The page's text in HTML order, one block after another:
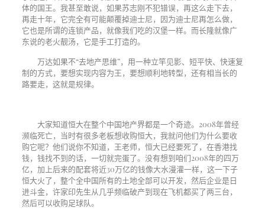
体的国王。我甚至敢说，如果苏志刚不犯错误，再这么走下去，
再走十年，它完全有可能颠覆掉迪士尼，因为迪士尼再怎么做，
它也是所谓的连锁产品，就像我们吃的汉堡一样。而长隆就像广
东说的老火靓汤，它是手工打造的。
万达如果不“去地产思维”，用一种立竿见影、短平快、快速复
制的方式，要想实现内容为王，要想顺利地转型，还有相当长的
路要走，这就是规律。
大家知道恒大在整个中国地产界都是一个奇迹。 2008年曾经
濒临死亡，当时有很多老板想收购恒大，我就问他们为什么要收
购它呢？他们说你不知道，王老师，恒大已经要死了，在香港找
钱，钱找不到的话，一切就完蛋了。没有想到咱们2008年的四万
亿，加上后来的配套将近30万亿的钱像大水漫灌一样，这一下子
恒大火了，整个全中国所有的土地全部可以开发，然后企业是日
进斗金，许家印先生从几乎频临破产到现在飞机都买了两三台，
然后可以收购足球队。